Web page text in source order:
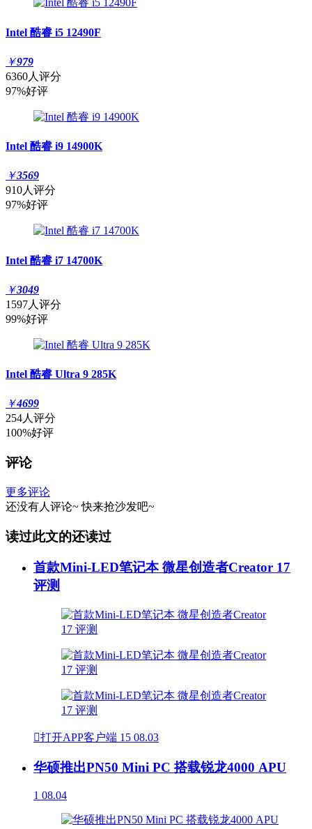
Intel 酷睿 i5 12490F
￥979
6360人评分
97%好评
Intel 酷睿 i9 14900K
￥3569
910人评分
97%好评
Intel 酷睿 i7 14700K
￥3049
1597人评分
99%好评
Intel 酷睿 Ultra 9 285K
￥4699
254人评分
100%好评
评论
更多评论
还没有人评论~ 快来抢沙发吧~
读过此文的还读过
首款Mini-LED笔记本 微星创造者Creator 17
评测
打开APP客户端 15 08.03
华硕推出PN50 Mini PC 搭载锐龙4000 APU
1 08.04